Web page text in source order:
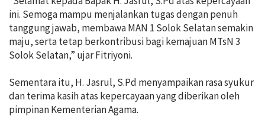
ini. Semoga mampu menjalankan tugas dengan penuh
tanggung jawab, membawa MAN 1 Solok Selatan semakin
maju, serta tetap berkontribusi bagi kemajuan MTsN 3
Solok Selatan,” ujar Fitriyoni.
Sementara itu, H. Jasrul, S.Pd menyampaikan rasa syukur
dan terima kasih atas kepercayaan yang diberikan oleh
pimpinan Kementerian Agama.